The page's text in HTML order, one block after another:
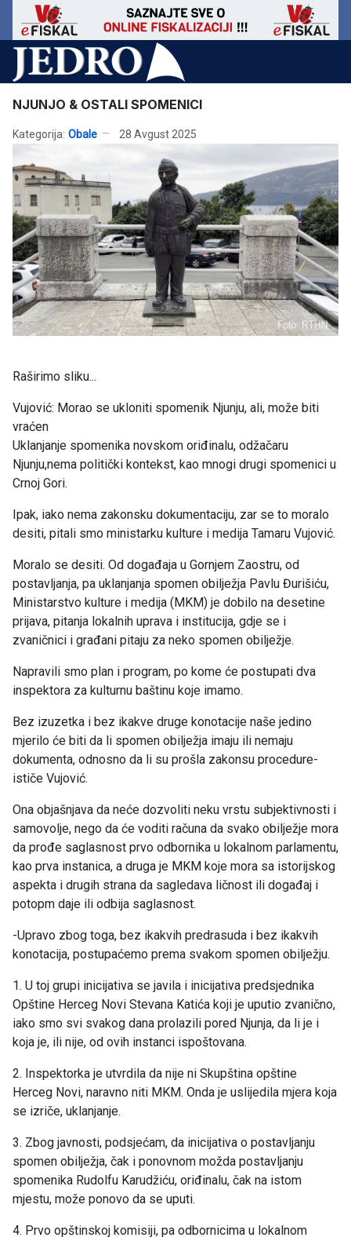
NJUNJO & OSTALI SPOMENICI
Kategorija: Obale 28 Avgust 2025
Raširimo sliku...
Vujović: Morao se ukloniti spomenik Njunju, ali, može biti
vraćen
Uklanjanje spomenika novskom oriđinalu, odžačaru
Njunju,nema politički kontekst, kao mnogi drugi spomenici u
Crnoj Gori.
Ipak, iako nema zakonsku dokumentaciju, zar se to moralo
desiti, pitali smo ministarku kulture i medija Tamaru Vujović.
Moralo se desiti. Od događaja u Gornjem Zaostru, od
postavljanja, pa uklanjanja spomen obilježja Pavlu Đurišiću,
Ministarstvo kulture i medija (MKM) je dobilo na desetine
prijava, pitanja lokalnih uprava i institucija, gdje se i
zvaničnici i građani pitaju za neko spomen obilježje.
Napravili smo plan i program, po kome će postupati dva
inspektora za kulturnu baštinu koje imamo.
Bez izuzetka i bez ikakve druge konotacije naše jedino
mjerilo će biti da li spomen obilježja imaju ili nemaju
dokumenta, odnosno da li su prošla zakonsu procedure-
ističe Vujović.
Ona objašnjava da neće dozvoliti neku vrstu subjektivnosti i
samovolje, nego da će voditi računa da svako obilježje mora
da prođe saglasnost prvo odbornika u lokalnom parlamentu,
kao prva instanica, a druga je MKM koje mora sa istorijskog
aspekta i drugih strana da sagledava ličnost ili događaj i
potopm daje ili odbija saglasnost.
-Upravo zbog toga, bez ikakvih predrasuda i bez ikakvih
konotacija, postupaćemo prema svakom spomen obilježju.
1. U toj grupi inicijativa se javila i inicijativa predsjednika
Opštine Herceg Novi Stevana Katića koji je uputio zvanično,
iako smo svi svakog dana prolazili pored Njunja, da li je i
koja je, ili nije, od ovih instanci ispoštovana.
2. Inspektorka je utvrdila da nije ni Skupština opštine
Herceg Novi, naravno niti MKM. Onda je uslijedila mjera koja
se izriče, uklanjanje.
3. Zbog javnosti, podsjećam, da inicijativa o postavljanju
spomen obilježja, čak i ponovnom možda postavljanju
spomenika Rudolfu Karudžiću, oriđinalu, čak na istom
mjestu, može ponovo da se uputi.
4. Prvo opštinskoj komisiji, pa odbornicima u lokalnom